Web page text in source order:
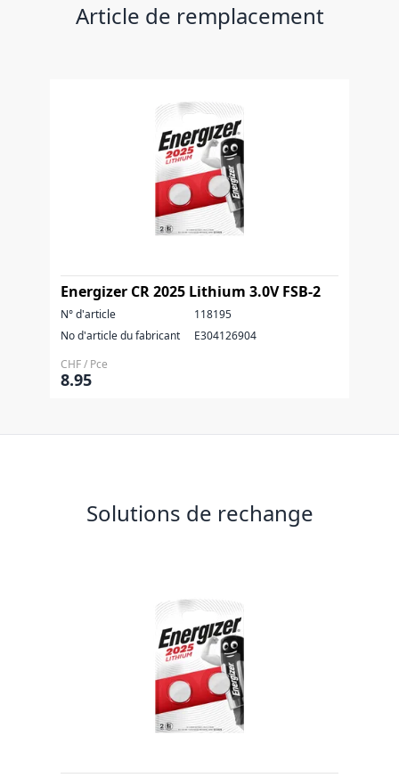
Article de remplacement
Energizer CR 2025 Lithium 3.0V FSB-2
N° d'article
118195
No d'article du fabricant
E304126904
CHF / Pce
8.95
Solutions de rechange